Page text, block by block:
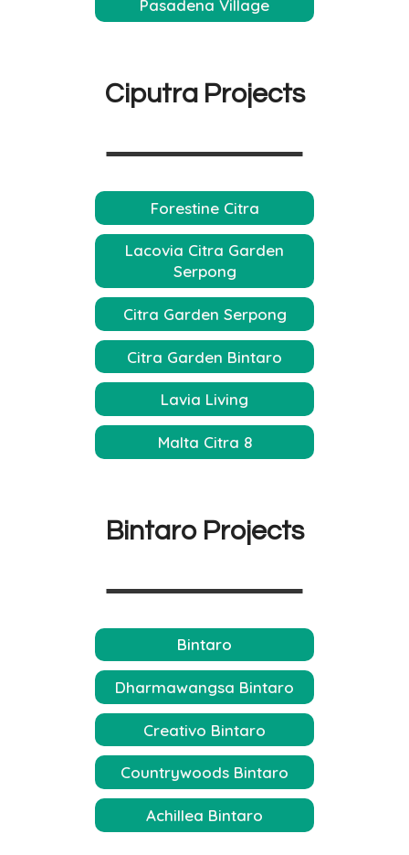
Pasadena Village
Ciputra Projects
Forestine Citra
Lacovia Citra Garden
Serpong
Citra Garden Serpong
Citra Garden Bintaro
Lavia Living
Malta Citra 8
Bintaro Projects
Bintaro
Dharmawangsa Bintaro
Creativo Bintaro
Countrywoods Bintaro
Achillea Bintaro